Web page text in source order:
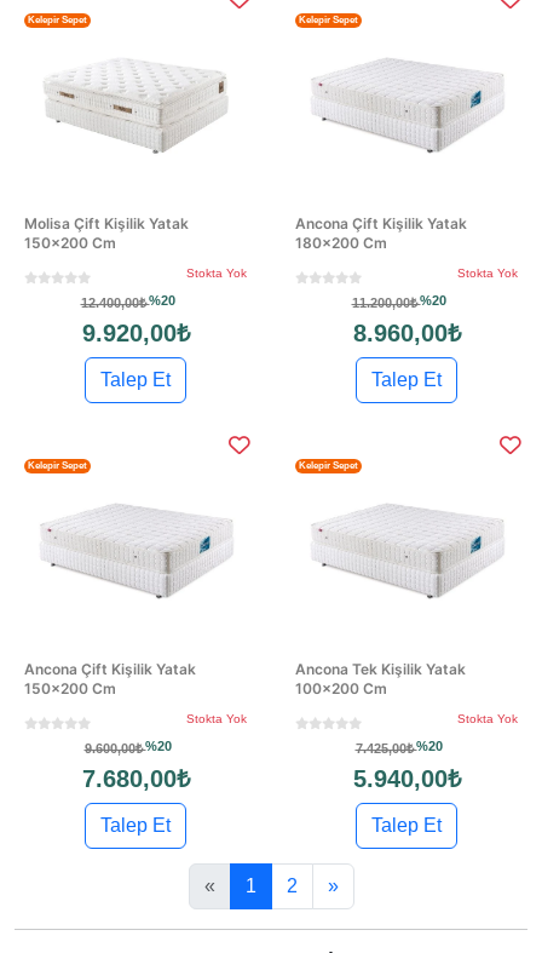
Molisa Çift Kişilik Yatak
150x200 Cm
Kelepir Sepet
Stokta Yok
12.400,00₺%20
9.920,00₺
Talep Et
Ancona Çift Kişilik Yatak
180×200 Cm
Kelepir Sepet
Stokta Yok
11.200,00₺%20
8.960,00₺
Talep Et
Ancona Çift Kişilik Yatak
150×200 Cm
Kelepir Sepet
Stokta Yok
9.600,00₺%20
7.680,00₺
Talep Et
Ancona Tek Kişilik Yatak
100×200 Cm
Kelepir Sepet
Stokta Yok
7.425,00₺%20
5.940,00₺
Talep Et
« 1 2 »